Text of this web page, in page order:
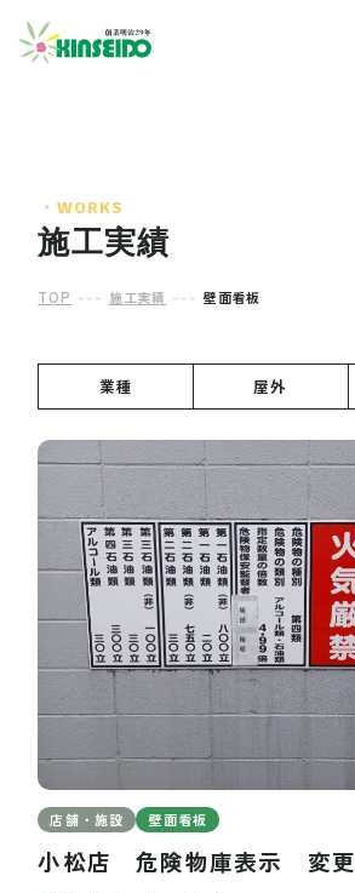
・WORKS
施工実績
TOP --- 施工実績 --- 壁面看板
業種 屋外
店舗・施設 壁面看板
小松店 危険物庫表示 変更